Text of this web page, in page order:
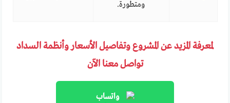
ومتطورة.
لمعرفة المزيد عن المشروع وتفاصيل الأسعار وأنظمة السداد
تواصل معنا الآن
واتساب